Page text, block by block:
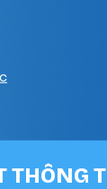
THÔNG